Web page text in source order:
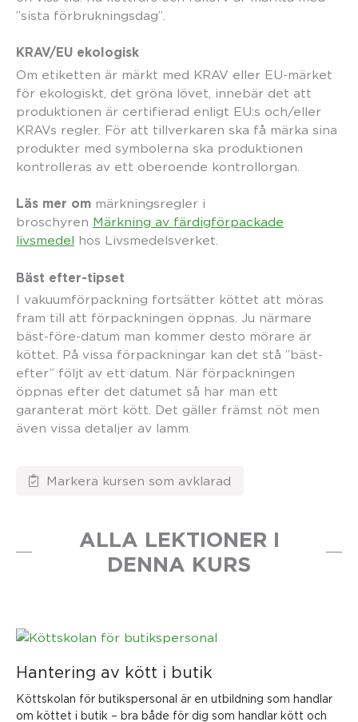
”sista förbrukningsdag”.
KRAV/EU ekologisk
Om etiketten är märkt med KRAV eller EU-märket
för ekologiskt, det gröna lövet, innebär det att
produktionen är certifierad enligt EU:s och/eller
KRAVs regler. För att tillverkaren ska få märka sina
produkter med symbolerna ska produktionen
kontrolleras av ett oberoende kontrollorgan.
Läs mer om märkningsregler i
broschyren Märkning av färdigförpackade
livsmedel hos Livsmedelsverket.
Bäst efter-tipset
I vakuumförpackning fortsätter köttet att möras
fram till att förpackningen öppnas. Ju närmare
bäst-före-datum man kommer desto mörare är
köttet. På vissa förpackningar kan det stå ”bäst-
efter” följt av ett datum. När förpackningen
öppnas efter det datumet så har man ett
garanterat mört kött. Det gäller främst nöt men
även vissa detaljer av lamm.
ALLA LEKTIONER I
DENNA KURS
Hantering av kött i butik
Köttskolan för butikspersonal är en utbildning som handlar
om köttet i butik – bra både för dig som handlar kött och